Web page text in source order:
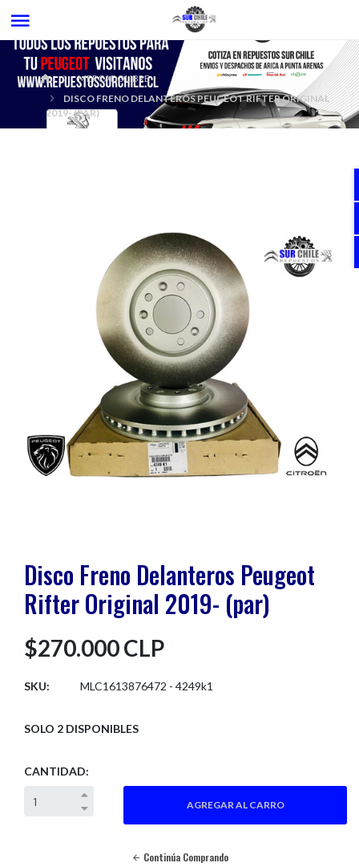
MERCADOLIBRE
DISCO FRENO DELANTEROS PEUGEOT RIFTER ORIGINAL
2019- (PAR)
Disco Freno Delanteros Peugeot
Rifter Original 2019- (par)
$270.000 CLP
SKU: MLC1613876472 - 4249k1
SOLO 2 DISPONIBLES
CANTIDAD:
Continúa Comprando